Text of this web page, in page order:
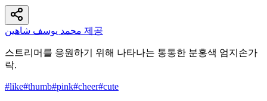
محمد يوسف شاهين 제공
스트리머를 응원하기 위해 나타나는 통통한 분홍색 엄지손가
락.
#like#thumb#pink#cheer#cute